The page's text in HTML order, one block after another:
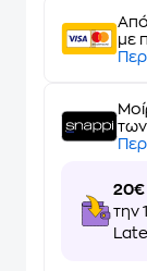
Από
με
των
20€
την